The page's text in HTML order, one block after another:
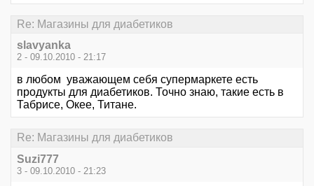
Re: Магазины для диабетиков
slavyanka
2 - 09.10.2010 - 21:17
в любом уважающем себя супермаркете есть
продукты для диабетиков. Точно знаю, такие есть в
Табрисе, Окее, Титане.
Re: Магазины для диабетиков
Suzi777
3 - 09.10.2010 - 21:23